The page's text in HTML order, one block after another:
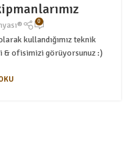
0
kullandığımız teknik
& ofisimizi görüyorsunuz :)